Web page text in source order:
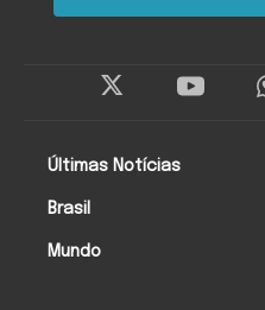
Últimas Notícias
Brasil
Mundo